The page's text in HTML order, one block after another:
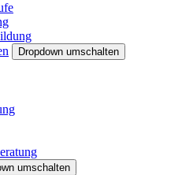
Dropdown umschalten
umschalten